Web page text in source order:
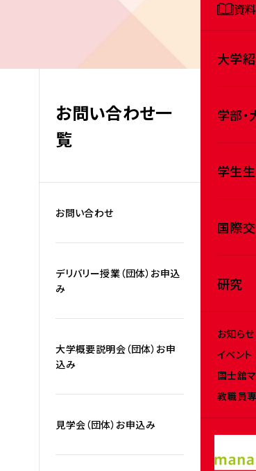
資
大学
学部
学生
国際
研究
お知らせ
イベント
国士舘
教職員
お問い合わせ一
覧
お問い合わせ
デリバリー授業（団体）お申込
み
大学概要説明会（団体）お申
込み
見学会（団体）お申込み